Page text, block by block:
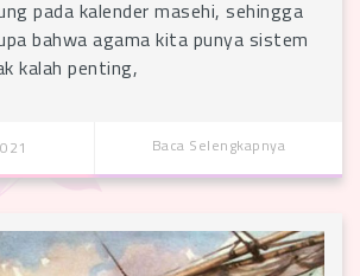
pada kalender masehi, sehingga
bahwa agama kita punya sistem
kalah penting,
Baca Selengkapnya